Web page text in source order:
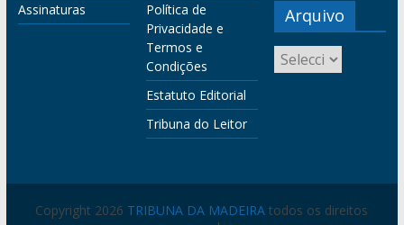
Assinaturas
Política de
Privacidade e
Termos e
Condições
Estatuto Editorial
Tribuna do Leitor
Arquivo
Copyright 2026 TRIBUNA DA MADEIRA todos os direitos